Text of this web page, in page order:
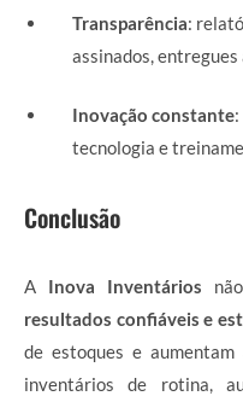
Transparência:
assinados, entregues
Inovação constante
tecnologia e
Conclusão
A Inova Inventários
resultados confiáveis e
de estoques e
inventários de rotina,